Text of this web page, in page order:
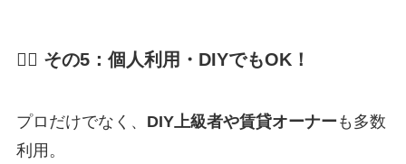
🙆‍♂️ その5：個人利用・DIYでもOK！
プロだけでなく、 DIY上級者や賃貸オーナー も多数
利用。